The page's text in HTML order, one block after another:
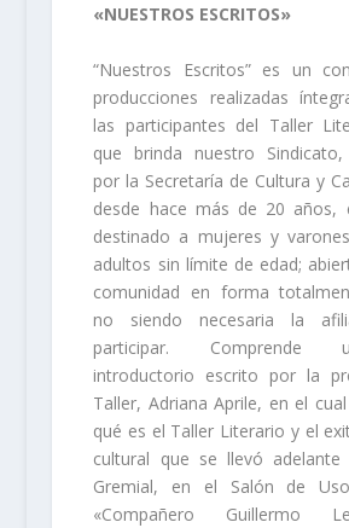
«NUESTROS ESCRITOS»
“Nuestros Escritos” es un
producciones realizadas
las participantes del Taller
que brinda nuestro Sindicato,
por la Secretaría de Cultura y
desde hace más de 20 años,
destinado a mujeres y
adultos sin límite de edad;
comunidad en forma
no siendo necesaria la
participar.
introductorio escrito por la
Taller, Adriana Aprile, en el
qué es el Taller Literario y el
cultural que se llevó
Gremial, en el Salón de
«Compañero Guillermo